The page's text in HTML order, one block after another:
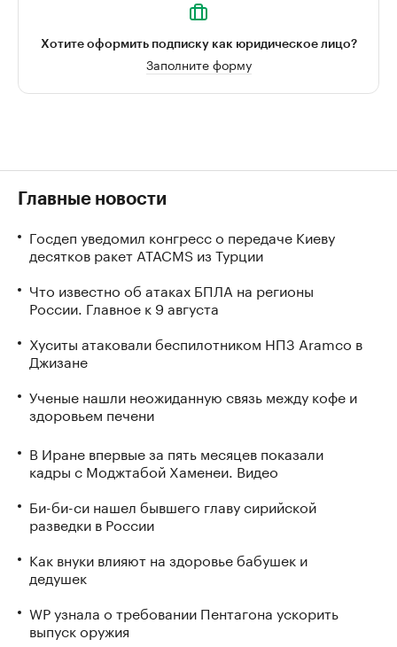
Хотите оформить подписку как юридическое лицо?
Заполните форму
Главные новости
Госдеп уведомил конгресс о передаче Киеву
десятков ракет ATACMS из Турции
Что известно об атаках БПЛА на регионы
России. Главное к 9 августа
Хуситы атаковали беспилотником НПЗ Aramco в
Джизане
Ученые нашли неожиданную связь между кофе и
здоровьем печени
В Иране впервые за пять месяцев показали
кадры с Моджтабой Хаменеи. Видео
Би-би-си нашел бывшего главу сирийской
разведки в России
Как внуки влияют на здоровье бабушек и
дедушек
WP узнала о требовании Пентагона ускорить
выпуск оружия